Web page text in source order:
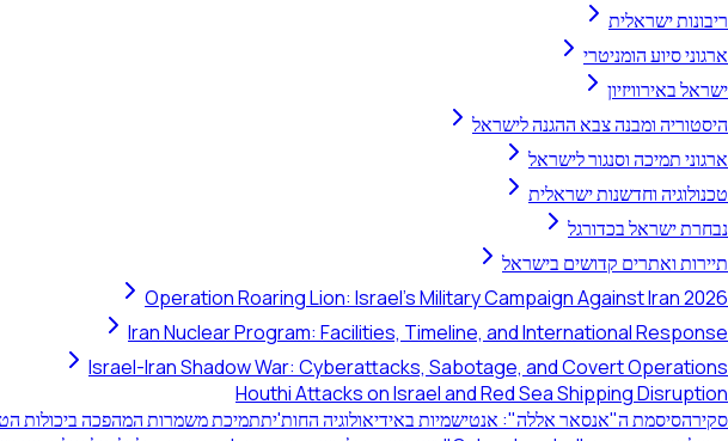
ריבונות ישראלית
ארגוני סיוע הומניטרי
ישראל באירוויזיון
היסטוריה ומבנה צבא ההגנה לישראל
ארגוני תמיכה וסנגור לישראל
טכנולוגיה וחדשנות ישראלית
נבחרת ישראל בכדורגל
תיירות ואתרים קדושים בישראל
Operation Roaring Lion: Israel's Military Campaign Against Iran 2026
Iran Nuclear Program: Facilities, Timeline, and International Response
Israel-Iran Shadow War: Cyberattacks, Sabotage, and Covert Operations
Houthi Attacks on Israel and Red Sea Shipping Disruption
סקירהסיסמת ה"אנסאר אללה": אנטישמיות באידיאולוגיה החות'יתתמיכת משמרות המהפכה ביכולות